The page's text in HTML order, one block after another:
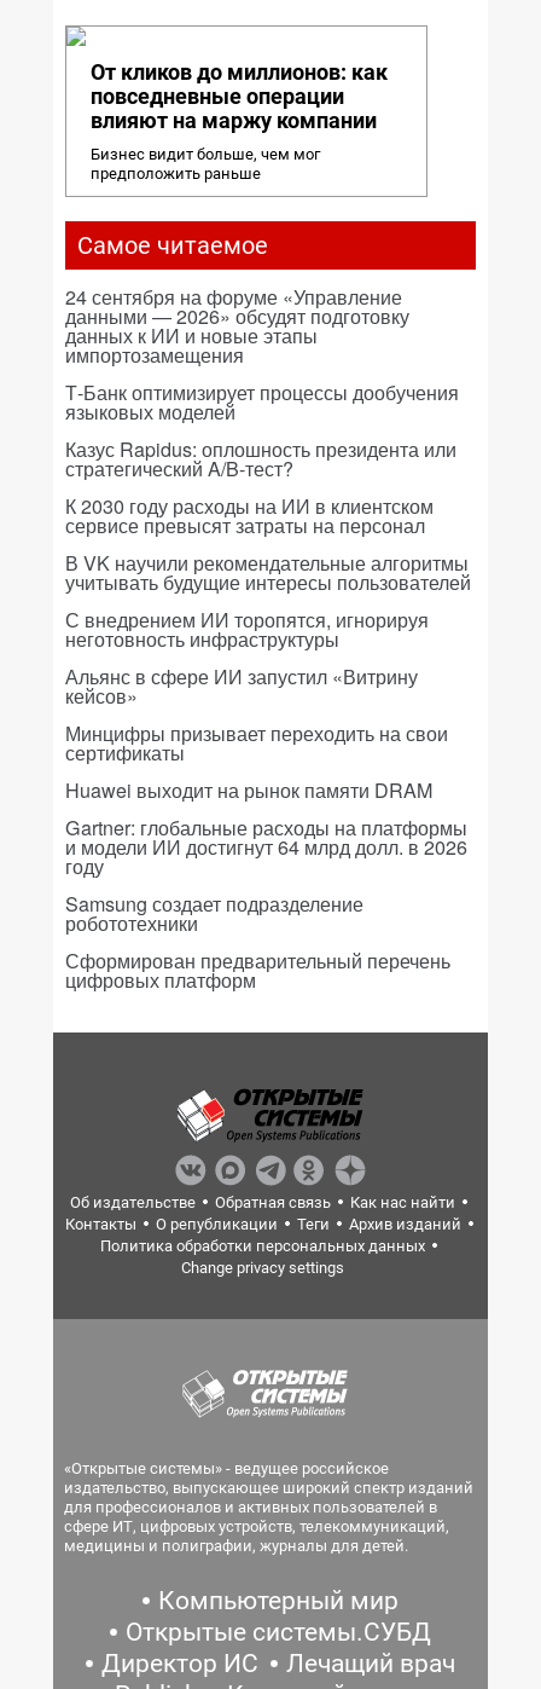
От кликов до миллионов: как
повседневные операции
влияют на маржу компании
Бизнес видит больше, чем мог
предположить раньше
Самое читаемое
24 сентября на форуме «Управление
данными — 2026» обсудят подготовку
данных к ИИ и новые этапы
импортозамещения
Т-Банк оптимизирует процессы дообучения
языковых моделей
Казус Rapidus: оплошность президента или
стратегический A/B-тест?
К 2030 году расходы на ИИ в клиентском
сервисе превысят затраты на персонал
В VK научили рекомендательные алгоритмы
учитывать будущие интересы пользователей
С внедрением ИИ торопятся, игнорируя
неготовность инфраструктуры
Альянс в сфере ИИ запустил «Витрину
кейсов»
Минцифры призывает переходить на свои
сертификаты
Huawei выходит на рынок памяти DRAM
Gartner: глобальные расходы на платформы
и модели ИИ достигнут 64 млрд долл. в 2026
году
Samsung создает подразделение
робототехники
Сформирован предварительный перечень
цифровых платформ
Об издательстве Обратная связь
Как нас найти
Контакты
О републикации Теги
Архив изданий
Политика обработки персональных данных
Change privacy settings
«Открытые системы» - ведущее российское
издательство, выпускающее широкий спектр изданий
для профессионалов и активных пользователей в
сфере ИТ, цифровых устройств, телекоммуникаций,
медицины и полиграфии, журналы для детей.
Компьютерный мир
Открытые системы.СУБД
Директор ИС
Лечащий врач